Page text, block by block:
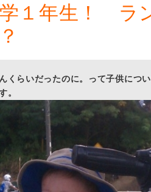
１年生！ ラ
くらいだったのに。って子供につ
。